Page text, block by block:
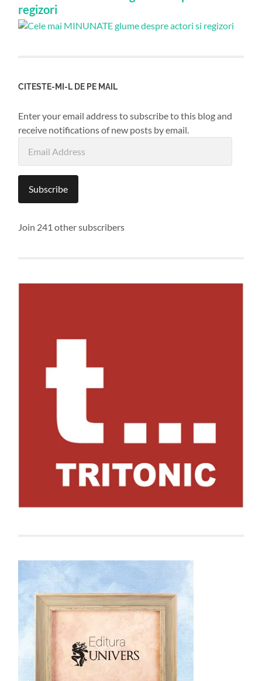
regizori
CITESTE-MI-L DE PE MAIL
Enter your email address to subscribe to this blog and
receive notifications of new posts by email.
Address
Subscribe
Join 241 other subscribers